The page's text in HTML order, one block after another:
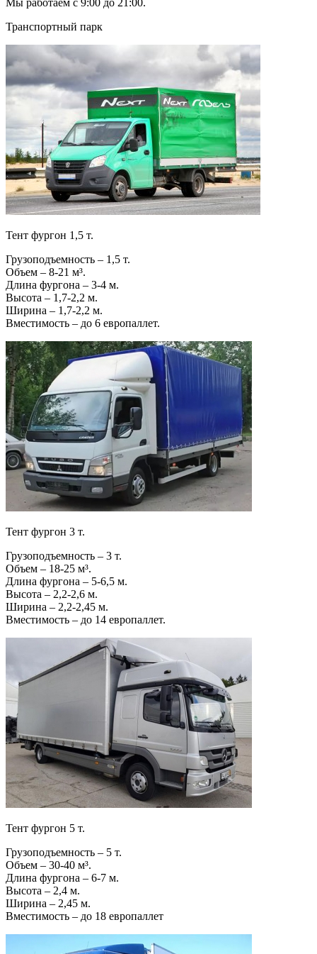
Транспортный парк
Тент фургон 1,5 т.
Грузоподъемность – 1,5 т.
Объем – 8-21 м³.
Длина фургона – 3-4 м.
Высота – 1,7-2,2 м.
Ширина – 1,7-2,2 м.
Вместимость – до 6 европаллет.
Тент фургон 3 т.
Грузоподъемность – 3 т.
Объем – 18-25 м³.
Длина фургона – 5-6,5 м.
Высота – 2,2-2,6 м.
Ширина – 2,2-2,45 м.
Вместимость – до 14 европаллет.
Тент фургон 5 т.
Грузоподъемность – 5 т.
Объем – 30-40 м³.
Длина фургона – 6-7 м.
Высота – 2,4 м.
Ширина – 2,45 м.
Вместимость – до 18 европаллет